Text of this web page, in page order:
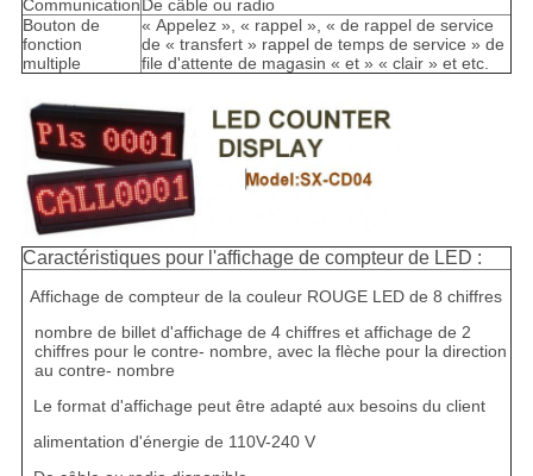
Communication De câble ou radio
Bouton de
fonction
multiple
« Appelez », « rappel », « de rappel de service
de « transfert » rappel de temps de service » de
file d'attente de magasin « et » « clair » et etc.
Caractéristiques pour l'affichage de compteur de LED :
Affichage de compteur de la couleur ROUGE LED de 8 chiffres
nombre de billet d'affichage de 4 chiffres et affichage de 2
chiffres pour le contre- nombre, avec la flèche pour la direction
au contre- nombre
Le format d'affichage peut être adapté aux besoins du client
alimentation d'énergie de 110V-240 V